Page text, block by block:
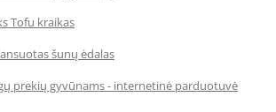
Tofu kraikas
šunų ėdalas
prekių gyvūnams - internetinė parduotuvė